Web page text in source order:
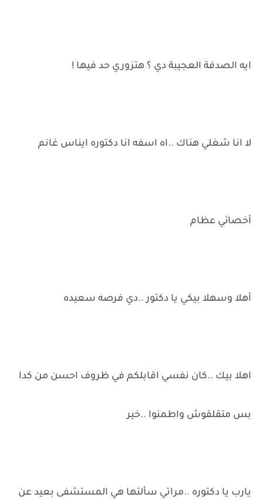
ايه الصدفة العجيبة دي ؟ هتزوري حد فيها !
لا انا شغلي هناك ..اه اسفه انا دكتوره ايناس غانم
أخصائي عظام
أهلا وسهلا بيكي يا دكتور ..دي فرصه سعيده
اهلا بيك ..كان نفسي اقابلكم في ظروف احسن من كدا
بس متقلقوش واطمنوا ..خير
يارب يا دكتوره ..مراتي سألتها هي المستشفى بعيد عن